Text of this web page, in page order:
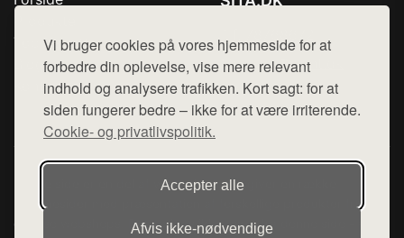
Vi bruger cookies på vores hjemmeside for at
forbedre din oplevelse, vise mere relevant
indhold og analysere trafikken. Kort sagt: for at
siden fungerer bedre – ikke for at være irriterende.
Cookie- og privatlivspolitik.
Accepter alle
Afvis ikke‑nødvendige
Top Rabatter
Blog
Kontakt
Mail: hej@want.dk
Cookie- og privatlivspolitik
Denne side er en del af want.dk, der udgiver en række
hjemmesider med præsentation af forskellige produkter fra
diverse webshops. Der sælges ikke varer fra denne side - vi